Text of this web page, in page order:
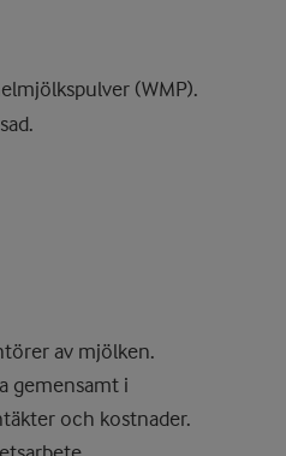
(WMP).
av mjölken.
gemensamt i
och kostnader.